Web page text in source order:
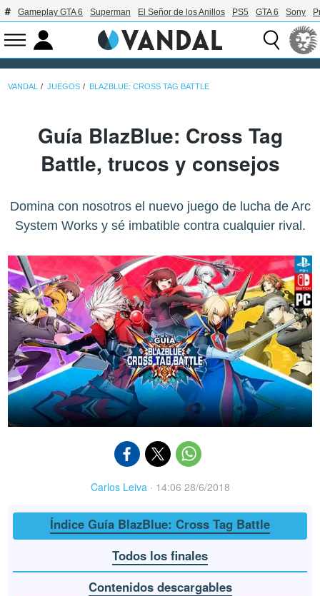
Gameplay GTA 6 Superman El Señor de los Anillos PS5 GTA 6 Sony
VANDAL JUEGOS BLAZBLUE: CROSS TAG BATTLE
Guía BlazBlue: Cross Tag
Battle, trucos y consejos
Domina con nosotros el nuevo juego de lucha de Arc
System Works y sé imbatible contra cualquier rival.
Carlos Leiva · 14:06 28/6/2018
Índice Guía BlazBlue: Cross Tag Battle
Todos los finales
Contenidos descargables